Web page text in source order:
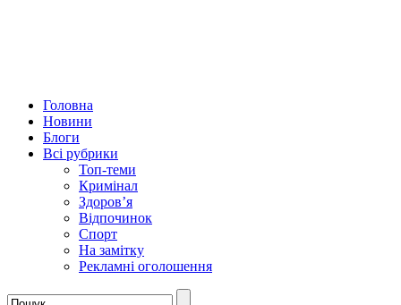
Головна
Новини
Блоги
Всі рубрики
Топ-теми
Кримінал
Здоров’я
Відпочинок
Спорт
На замітку
Рекламні оголошення